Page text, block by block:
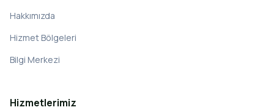
Hakkımızda
Hizmet Bölgeleri
Bilgi Merkezi
Hizmetlerimiz